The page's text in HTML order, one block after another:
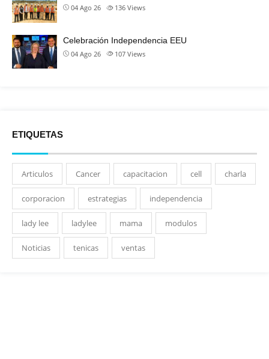
04 Ago 26 136 Views
Celebración Independencia EEU
04 Ago 26 107 Views
ETIQUETAS
Articulos Cancer capacitacion cell charla
corporacion estrategias independencia
lady lee ladylee mama modulos
Noticias tenicas ventas